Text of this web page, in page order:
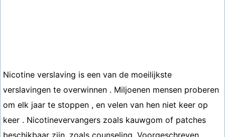
Nicotine verslaving is een van de moeilijkste
verslavingen te overwinnen . Miljoenen mensen proberen
om elk jaar te stoppen , en velen van hen niet keer op
keer . Nicotinevervangers zoals kauwgom of patches
beschikbaar zijn, zoals counseling. Voorgeschreven